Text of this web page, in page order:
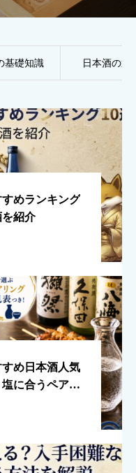
基礎知識 日本酒の選
めランキング
を紹介
め日本酒人気
に合うペアリ